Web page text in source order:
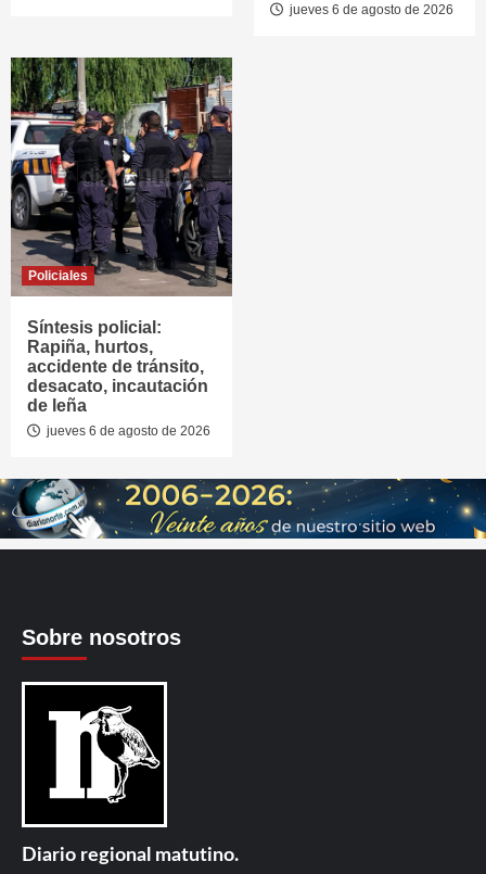
jueves 6 de agosto de 2026
Policiales
Síntesis policial:
Rapiña, hurtos,
accidente de tránsito,
desacato, incautación
de leña
jueves 6 de agosto de 2026
Sobre nosotros
Diario regional matutino.